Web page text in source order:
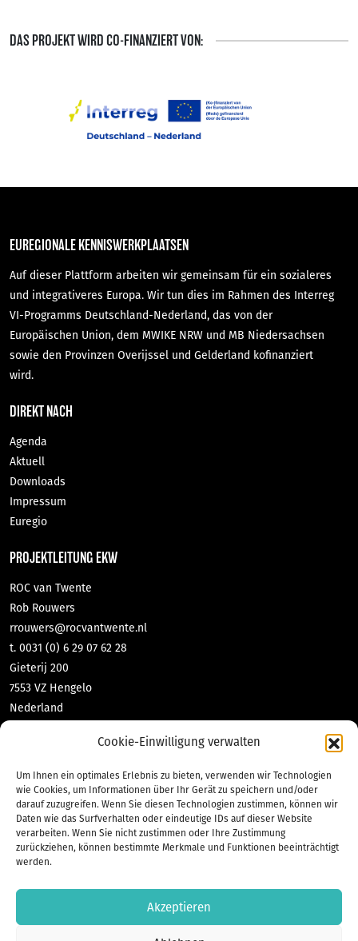
Cookie-Einwilligung verwalten
Um Ihnen ein optimales Erlebnis zu bieten, verwenden wir Technologien
wie Cookies, um Informationen über Ihr Gerät zu speichern und/oder
darauf zuzugreifen. Wenn Sie diesen Technologien zustimmen, können wir
Daten wie das Surfverhalten oder eindeutige IDs auf dieser Website
verarbeiten. Wenn Sie nicht zustimmen oder Ihre Zustimmung
zurückziehen, können bestimmte Merkmale und Funktionen beeinträchtigt
werden.
Akzeptieren
DAS PROJEKT WIRD CO-FINANZIERT VON:
EUREGIONALE KENNISWERKPLAATSEN
Auf dieser Plattform arbeiten wir gemeinsam für ein sozialeres
und integrativeres Europa. Wir tun dies im Rahmen des Interreg
VI-Programms Deutschland-Nederland, das von der
Europäischen Union, dem MWIKE NRW und MB Niedersachsen
sowie den Provinzen Overijssel und Gelderland kofinanziert
wird.
DIREKT NACH
Agenda
Aktuell
Downloads
Impressum
Euregio
PROJEKTLEITUNG EKW
ROC van Twente
Rob Rouwers
rrouwers@rocvantwente.nl
t. 0031 (0) 6 29 07 62 28
Gieterij 200
7553 VZ Hengelo
Nederland
richter@dnl-contact.de
t. 0049 (0) 2551 70 471 10
Bahnhofstraße 35
48565 Steinfurt
Deutschland